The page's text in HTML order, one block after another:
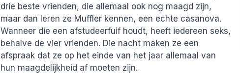
drie beste vrienden, die allemaal ook nog maagd zijn,
maar dan leren ze Muffler kennen, een echte casanova.
Wanneer die een afstudeerfuif houdt, heeft iedereen seks,
behalve de vier vrienden. Die nacht maken ze een
afspraak dat ze op het einde van het jaar allemaal van
hun maagdelijkheid af moeten zijn.